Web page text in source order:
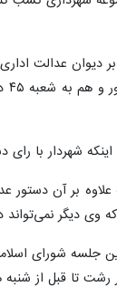
بر دیوان عدالت
شهردار با رای
بر آن دستور
وی دیگر
جلسه شورای
رشت تا قبل از